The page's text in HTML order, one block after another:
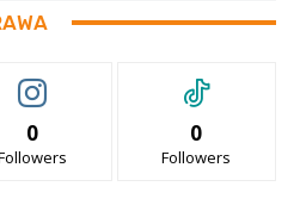
0 0
Followers